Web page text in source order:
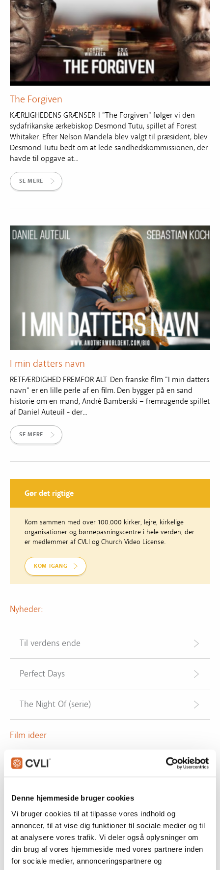
Denne hjemmeside bruger cookies
Vi bruger cookies til at tilpasse vores indhold og
annoncer, til at vise dig funktioner til sociale medier og til
at analysere vores trafik. Vi deler også oplysninger om
din brug af vores hjemmeside med vores partnere inden
for sociale medier, annonceringspartnere og
The Forgiven
KÆRLIGHEDENS GRÆNSER I "The Forgiven" følger vi den
sydafrikanske ærkebiskop Desmond Tutu, spillet af Forest
Whitaker. Efter Nelson Mandela blev valgt til præsident, blev
Desmond Tutu bedt om at lede sandhedskommissionen, der
havde til opgave at...
SE MERE
I min datters navn
RETFÆRDIGHED FREMFOR ALT Den franske film "I min datters
navn" er en lille perle af en film. Den bygger på en sand
historie om en mand, André Bamberski – fremragende spillet
af Daniel Auteuil - der...
SE MERE
Gør det rigtige
Kom sammen med over 100.000 kirker, lejre, kirkelige
organisationer og børnepasningscentre i hele verden, der
er medlemmer af CVLI og Church Video License.
KOM IGANG
Nyheder:
Til verdens ende
Perfect Days
The Night Of (serie)
Film ideer
Action(14)
Afrika
Aktiv dødshjælp(1)
Aliens
Anden verdenskrig
(18)
Anger(2)
Angst(1)
Anime(1)